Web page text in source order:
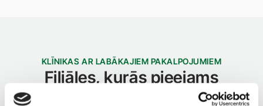
KLĪNIKAS AR LABĀKAJIEM PAKALPOJUMIEM
Filiāles, kurās pieejams